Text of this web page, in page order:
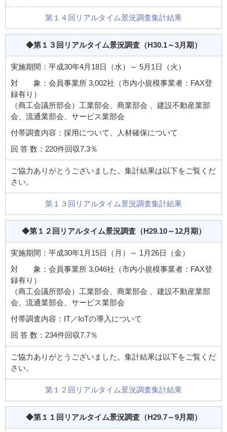
第１４回リアルタイム景況調査集計結果
◆第１３回リアルタイム景況調査（H30.1～3月期）
実施期間：平成30年4月18日（水）～ 5月1日（火）
対 象：会員事業所 3,002社（市内小規模事業者：FAX登
録有り）
（商工会議所部会）工業部会、商業部会 、建設不動産業部
会、流通業部会、サービス業部会
付帯調査内容：採用について、人材確保について
回 答 数：220件回収7.3％
ご協力ありがとうございました。集計結果は以下をご覧くだ
さい。
第１３回リアルタイム景況調査集計結果
◆第１２回リアルタイム景況調査（H29.10～12月期）
実施期間：平成30年1月15日（月）～ 1月26日（金）
対 象：会員事業所 3,046社（市内小規模事業者：FAX登
録有り）
（商工会議所部会）工業部会、商業部会 、建設不動産業部
会、流通業部会、サービス業部会
付帯調査内容：IT／IoTの導入について
回 答 数：234件回収7.7％
ご協力ありがとうございました。集計結果は以下をご覧くだ
さい。
第１２回リアルタイム景況調査集計結果
◆第１１回リアルタイム景況調査（H29.7～9月期）